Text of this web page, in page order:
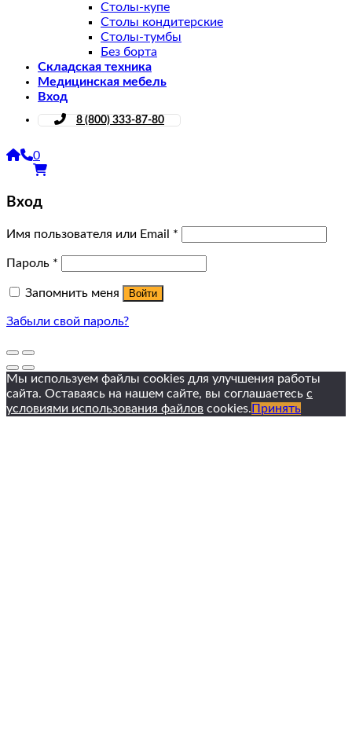
Столы-купе
Столы кондитерские
Столы-тумбы
Без борта
Складская техника
Медицинская мебель
Вход
8 (800) 333-87-80
0
Вход
Имя пользователя или Email *
Пароль *
Запомнить меня Войти
Забыли свой пароль?
Мы используем файлы cookies для улучшения работы
сайта. Оставаясь на нашем сайте, вы соглашаетесь с
условиями использования файлов cookies. Принять